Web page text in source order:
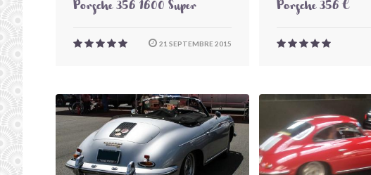
Porsche 356 1600 Super
21 SEPTEMBRE 2015
Porsche 356 C